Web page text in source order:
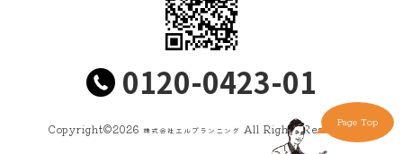
0120-0423-01
Copyright©2026 株式会社エルプランニング All Rights Reserved
Page Top